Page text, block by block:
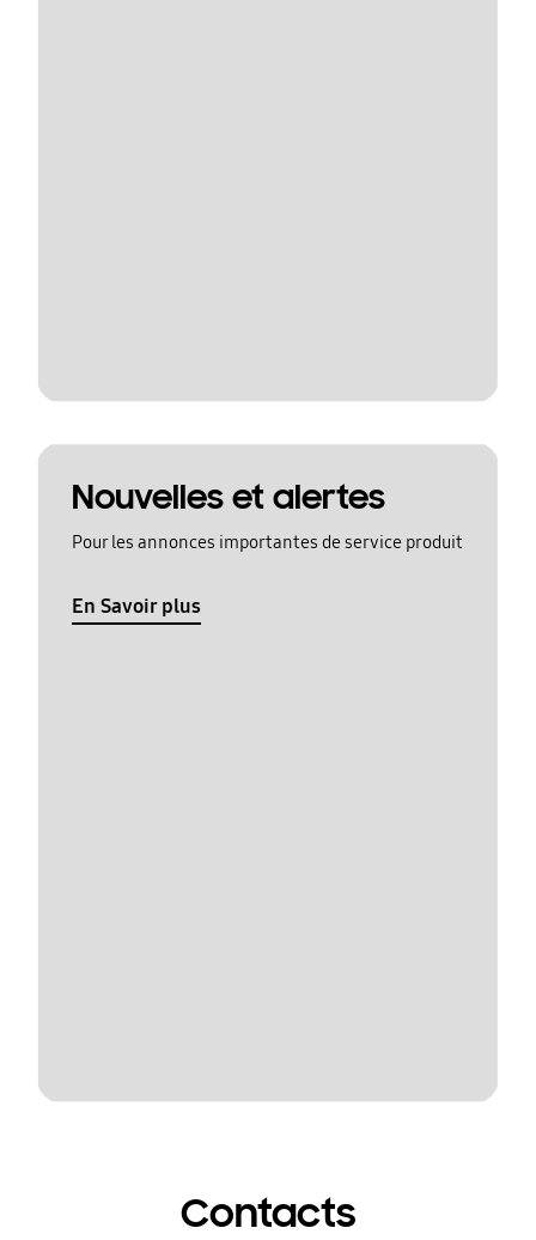
Nouvelles et alertes
Pour les annonces importantes de service produit
En Savoir plus
Contacts